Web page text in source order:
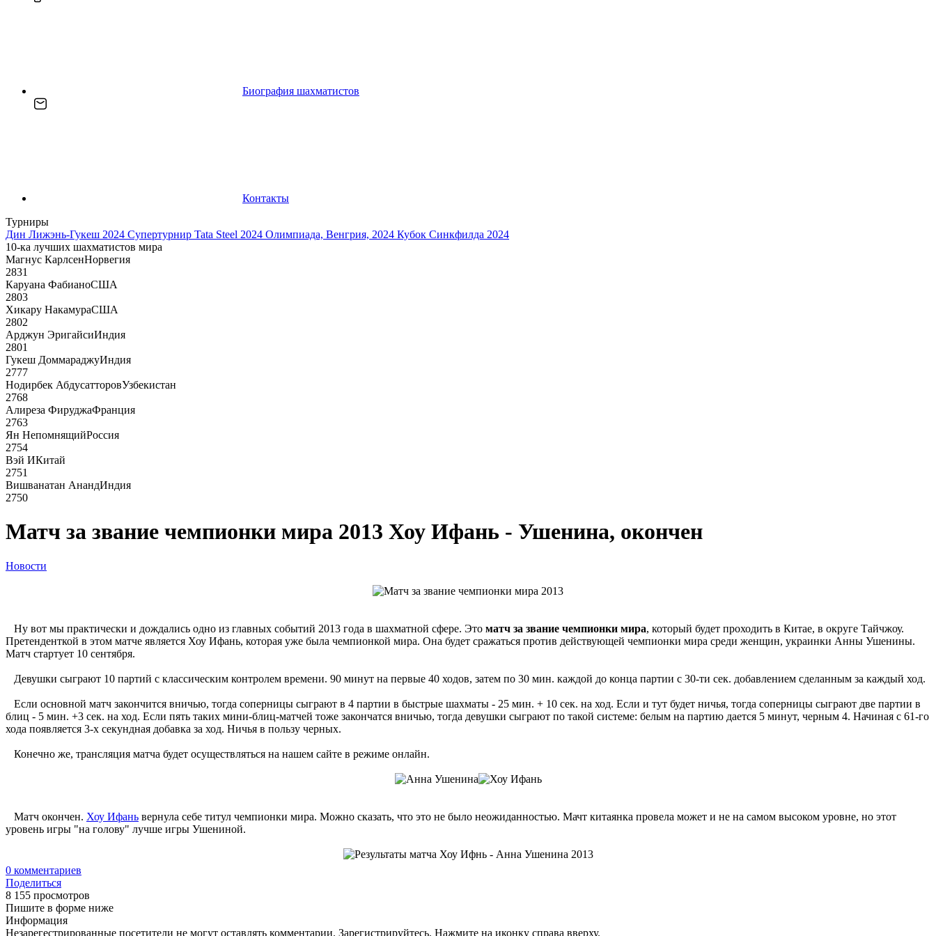
Биография шахматистов
Контакты
Турниры
Дин Лижэнь-Гукеш 2024 Супертурнир Tata Steel 2024 Олимпиада, Венгрия, 2024 Кубок Синкфилда 2024
10-ка лучших шахматистов мира
Магнус КарлсенНорвегия
2831
Каруана ФабианоСША
2803
Хикару НакамураСША
2802
Арджун ЭригайсиИндия
2801
Гукеш ДоммараджуИндия
2777
Нодирбек АбдусатторовУзбекистан
2768
Алиреза ФируджаФранция
2763
Ян НепомнящийРоссия
2754
Вэй ИКитай
2751
Вишванатан АнандИндия
2750
Матч за звание чемпионки мира 2013 Хоу Ифань - Ушенина, окончен
Новости
Ну вот мы практически и дождались одно из главных событий 2013 года в шахматной сфере. Это матч за звание чемпионки мира, который будет проходить в Китае, в округе Тайчжоу.
Претенденткой в этом матче является Хоу Ифань, которая уже была чемпионкой мира. Она будет сражаться против действующей чемпионки мира среди женщин, украинки Анны Ушенины.
Матч стартует 10 сентября.
Девушки сыграют 10 партий с классическим контролем времени. 90 минут на первые 40 ходов, затем по 30 мин. каждой до конца партии с 30-ти сек. добавлением сделанным за каждый ход.
Если основной матч закончится вничью, тогда соперницы сыграют в 4 партии в быстрые шахматы - 25 мин. + 10 сек. на ход. Если и тут будет ничья, тогда соперницы сыграют две партии в
блиц - 5 мин. +3 сек. на ход. Если пять таких мини-блиц-матчей тоже закончатся вничью, тогда девушки сыграют по такой системе: белым на партию дается 5 минут, черным 4. Начиная с 61-го
хода появляется 3-х секундная добавка за ход. Ничья в пользу черных.
Конечно же, трансляция матча будет осуществляться на нашем сайте в режиме онлайн.
Матч окончен. Хоу Ифань вернула себе титул чемпионки мира. Можно сказать, что это не было неожиданностью. Мачт китаянка провела может и не на самом высоком уровне, но этот
уровень игры "на голову" лучше игры Ушениной.
0 комментариев
Поделиться
8 155 просмотров
Пишите в форме ниже
Информация
Незарегестрированные посетители не могут оставлять комментарии. Зарегистрируйтесь. Нажмите на иконку справа вверху.